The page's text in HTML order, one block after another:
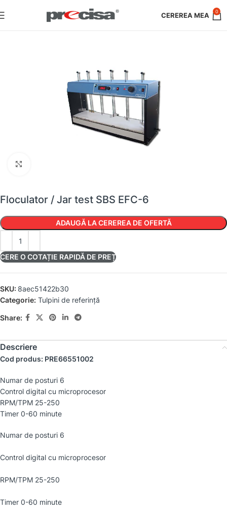
0
Floculator / Jar test SBS EFC-6
ADAUGĂ LA CEREREA DE OFERTĂ
CERE O COTAȚIE RAPIDĂ DE PREȚ
SKU: 8aec51422b30
Categorie: Tulpini de referință
Share:
Descriere
Cod produs: PRE66551002
Numar de posturi 6
Control digital cu microprocesor
RPM/TPM 25-250
Timer 0-60 minute
Numar de posturi 6
Control digital cu microprocesor
RPM/TPM 25-250
Timer 0-60 minute